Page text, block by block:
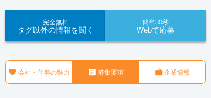
完全無料
タグ以外の情報を聞く
簡単30秒
Webで応募
 会社・仕事の魅力  募集要項 企業情報